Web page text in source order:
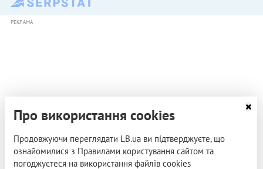
РЕКЛАМА
Про використання cookies
Продовжуючи переглядати LB.ua ви підтверджуєте, що
ознайомилися з Правилами користування сайтом та
погоджуєтеся на використання файлів cookies